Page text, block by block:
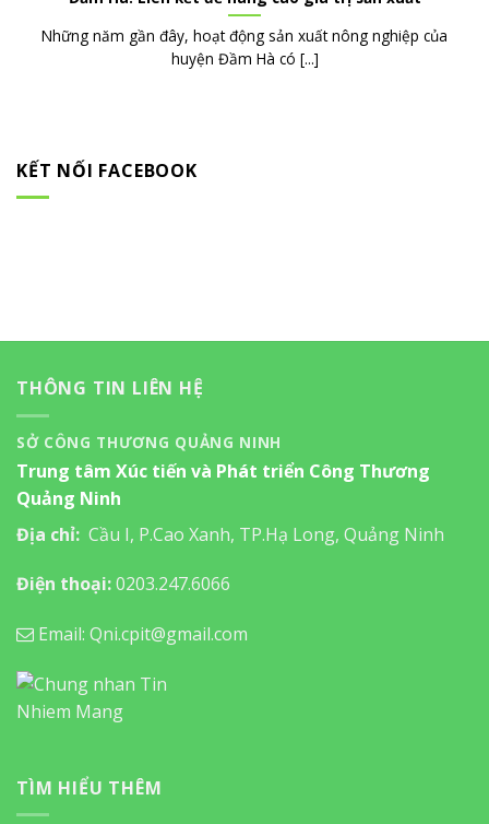
Những năm gần đây, hoạt động sản xuất nông nghiệp của
huyện Đầm Hà có [...]
KẾT NỐI FACEBOOK
THÔNG TIN LIÊN HỆ
SỞ CÔNG THƯƠNG QUẢNG NINH
Trung tâm Xúc tiến và Phát triển Công Thương
Quảng Ninh
Địa chỉ: Cầu I, P.Cao Xanh, TP.Hạ Long, Quảng Ninh
Điện thoại:0203.247.6066
Email: Qni.cpit@gmail.com
TÌM HIỂU THÊM